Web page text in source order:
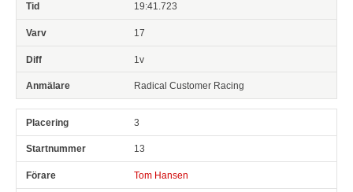
19:41.723
17
1v
Radical Customer Racing
3
13
Tom Hansen